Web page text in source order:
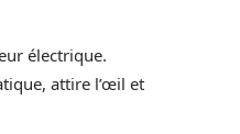
électrique.
attire l’œil et